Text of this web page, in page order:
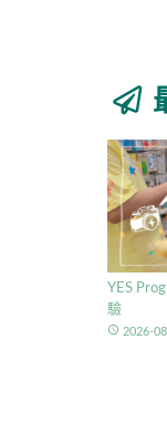
YES
驗
access_time 2026-